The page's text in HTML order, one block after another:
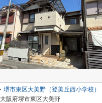
堺市東区大美野（登美丘西小学校）
大阪府堺市東区大美野